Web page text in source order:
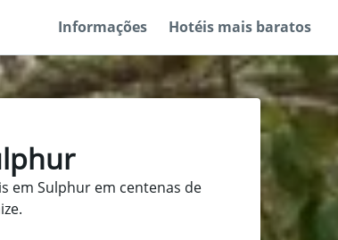
Informações Hotéis mais baratos
em Sulphur em centenas de